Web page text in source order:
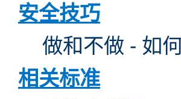
安全技巧
做和不做 - 如
相关标准